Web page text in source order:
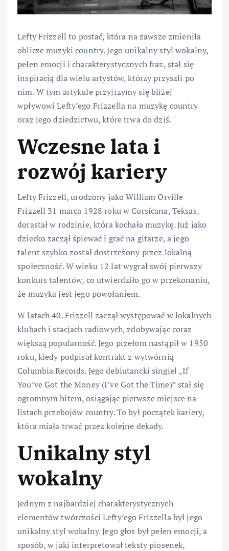
Lefty Frizzell to postać, która na zawsze zmieniła
oblicze muzyki country. Jego unikalny styl wokalny,
pełen emocji i charakterystycznych fraz, stał się
inspiracją dla wielu artystów, którzy przyszli po
nim. W tym artykule przyjrzymy się bliżej
wpływowi Lefty’ego Frizzella na muzykę country
oraz jego dziedzictwu, które trwa do dziś.
Wczesne lata i
rozwój kariery
Lefty Frizzell, urodzony jako William Orville
Frizzell 31 marca 1928 roku w Corsicana, Teksas,
dorastał w rodzinie, która kochała muzykę. Już jako
dziecko zaczął śpiewać i grać na gitarze, a jego
talent szybko został dostrzeżony przez lokalną
społeczność. W wieku 12 lat wygrał swój pierwszy
konkurs talentów, co utwierdziło go w przekonaniu,
że muzyka jest jego powołaniem.
W latach 40. Frizzell zaczął występować w lokalnych
klubach i stacjach radiowych, zdobywając coraz
większą popularność. Jego przełom nastąpił w 1950
roku, kiedy podpisał kontrakt z wytwórnią
Columbia Records. Jego debiutancki singiel „If
You’ve Got the Money (I’ve Got the Time)” stał się
ogromnym hitem, osiągając pierwsze miejsce na
listach przebojów country. To był początek kariery,
która miała trwać przez kolejne dekady.
Unikalny styl
wokalny
Jednym z najbardziej charakterystycznych
elementów twórczości Lefty’ego Frizzella był jego
unikalny styl wokalny. Jego głos był pełen emocji, a
sposób, w jaki interpretował teksty piosenek,